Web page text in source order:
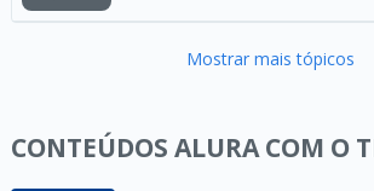
Mostrar mais tópicos
CONTEÚDOS ALURA COM O